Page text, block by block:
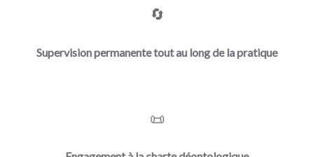
🔄
Supervision permanente tout au long de la pratique
📜